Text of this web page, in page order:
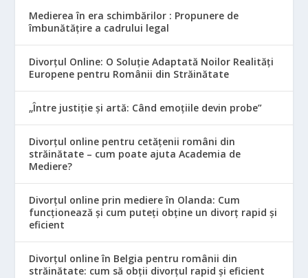
Medierea în era schimbărilor : Propunere de
îmbunătățire a cadrului legal
Divorțul Online: O Soluție Adaptată Noilor Realități
Europene pentru Românii din Străinătate
„Între justiție și artă: Când emoțiile devin probe”
Divorțul online pentru cetățenii români din
străinătate – cum poate ajuta Academia de
Mediere?
Divorțul online prin mediere în Olanda: Cum
funcționează și cum puteți obține un divorț rapid și
eficient
Divorțul online în Belgia pentru românii din
străinătate: cum să obții divorțul rapid și eficient